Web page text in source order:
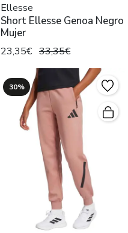
Ellesse
Short Ellesse Genoa Negro
Mujer
23,35€ 33,35€
30%